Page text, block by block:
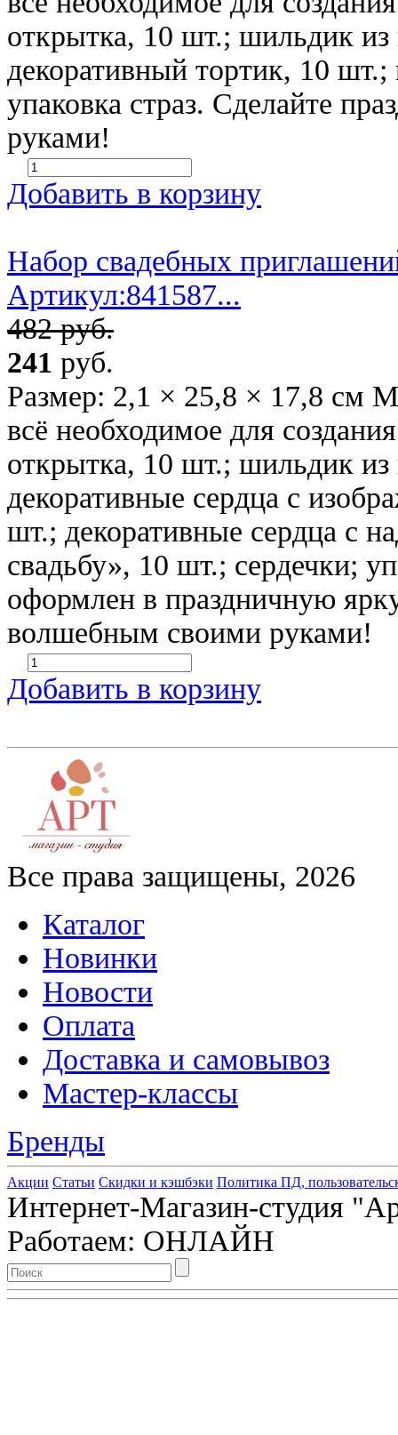
открытка, 10 шт.; шильдик
декоративный тортик, 10
упаковка страз. Сделайте
руками!
Добавить в корзину
Набор свадебных
Артикул:841587...
482 руб.
241 руб.
Размер: 2,1 × 25,8 × 17,8 см
всё необходимое для
открытка, 10 шт.; шильдик
декоративные сердца с
шт.; декоративные сердца с
свадьбу», 10 шт.; сердечки;
оформлен в праздничную
волшебным своими руками!
Добавить в корзину
Все права защищены, 2026
Каталог
Новинки
Новости
Оплата
Доставка и самовывоз
Мастер-классы
Бренды
Акции Статьи Скидки и кэшбэки Политика ПД,
Интернет-Магазин-студия
Работаем: ОНЛАЙН